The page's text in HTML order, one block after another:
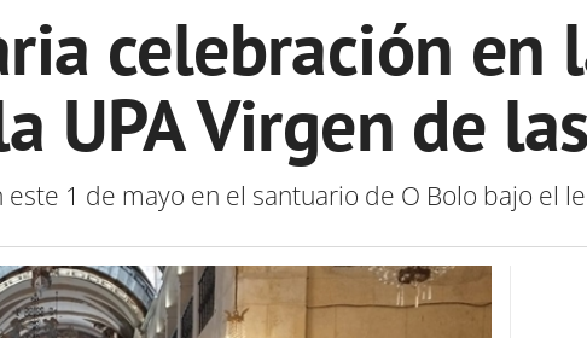
celebración en
UPA Virgen de
1 de mayo en el santuario de O Bolo bajo el